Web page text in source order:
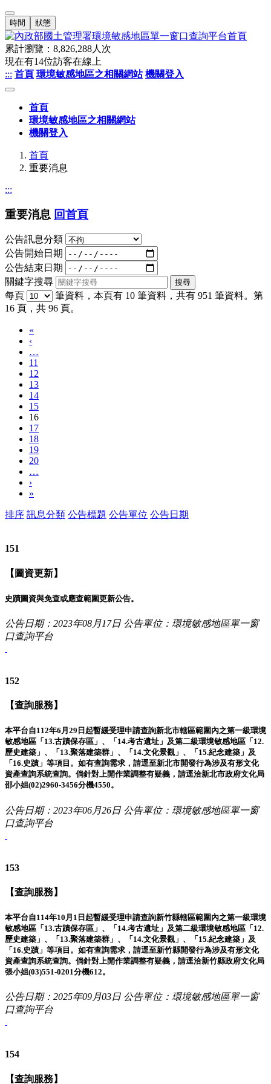
時間 狀態
累計瀏覽： 8,826,288人次
現在有14位訪客在線上
::: 首頁 環境敏感地區之相關網站 機關登入
首頁
環境敏感地區之相關網站
機關登入
首頁
重要消息
:::
重要消息 回首頁
公告訊息分類
公告開始日期
公告結束日期
關鍵字搜尋
每頁
筆資料，本頁有 10 筆資料，共有 951 筆資料。第
16 頁，共 96 頁。
«
‹
…
11
12
13
14
15
16
17
18
19
20
…
›
»
排序 訊息分類 公告標題 公告單位 公告日期
151
【圖資更新】
史蹟圖資與免查或應查範圍更新公告。
公告日期：2023年08月17日 公告單位：環境敏感地區單一窗
口查詢平台
152
【查詢服務】
本平台自112年6月29日起暫緩受理申請查詢新北市轄區範圍內之第一級環境
敏感地區「13.古蹟保存區」、「14.考古遺址」及第二級環境敏感地區「12.
歷史建築」、「13.聚落建築群」、「14.文化景觀」、「15.紀念建築」及
「16.史蹟」等項目。如有查詢需求，請逕至新北市開發行為涉及有形文化
資產查詢系統查詢。倘針對上開作業調整有疑義，請逕洽新北市政府文化局
邵小姐(02)2960-3456分機4550。
公告日期：2023年06月26日 公告單位：環境敏感地區單一窗
口查詢平台
153
【查詢服務】
本平台自114年10月1日起暫緩受理申請查詢新竹縣轄區範圍內之第一級環境
敏感地區「13.古蹟保存區」、「14.考古遺址」及第二級環境敏感地區「12.
歷史建築」、「13.聚落建築群」、「14.文化景觀」、「15.紀念建築」及
「16.史蹟」等項目。如有查詢需求，請逕至新竹縣開發行為涉及有形文化
資產查詢系統查詢。倘針對上開作業調整有疑義，請逕洽新竹縣政府文化局
張小姐(03)551-0201分機612。
公告日期：2025年09月03日 公告單位：環境敏感地區單一窗
口查詢平台
154
【查詢服務】